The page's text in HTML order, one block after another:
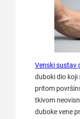
Venski sustav
duboki dio koji
pritom
tkivom
duboke vene